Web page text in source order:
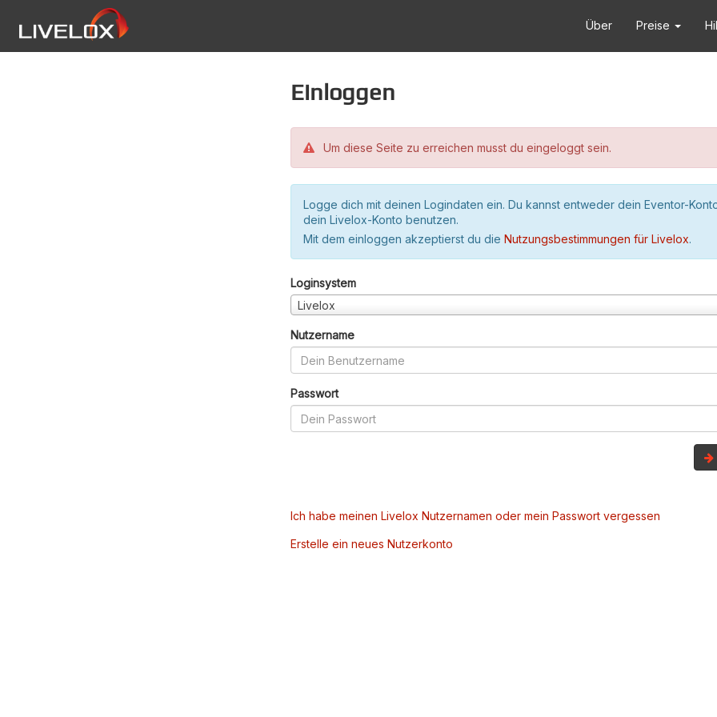
Über Preise
Einloggen
Um diese Seite zu erreichen musst du eingeloggt sein.
Logge dich mit deinen Logindaten ein. Du kannst entweder dein Eventor-
dein Livelox-Konto benutzen.
Mit dem einloggen akzeptierst du die Nutzungsbestimmungen für Livelox.
Loginsystem
Livelox
Nutzername
Passwort
Ich habe meinen Livelox Nutzernamen oder mein Passwort vergessen
Erstelle ein neues Nutzerkonto